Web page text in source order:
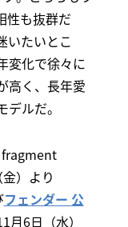
性も抜群だ
いたいとこ
変化で徐々に
高く、長年愛
ルだ。
fragment
）より
フェンダー 公
6日（水）